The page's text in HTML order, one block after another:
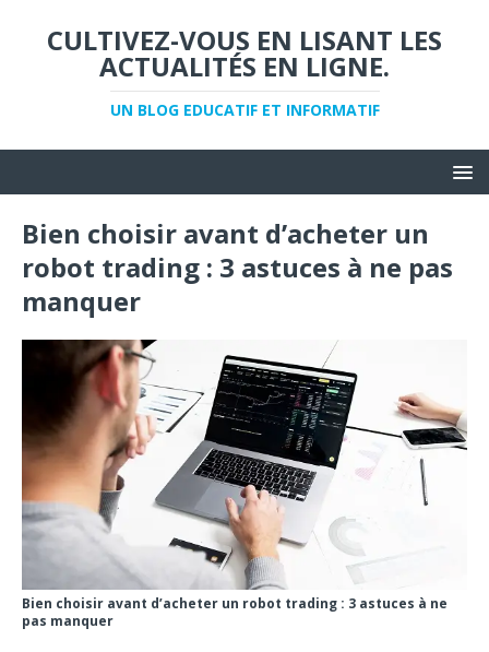
CULTIVEZ-VOUS EN LISANT LES
ACTUALITÉS EN LIGNE.
UN BLOG EDUCATIF ET INFORMATIF
Bien choisir avant d’acheter un
robot trading : 3 astuces à ne pas
manquer
Bien choisir avant d’acheter un robot trading : 3 astuces à ne
pas manquer